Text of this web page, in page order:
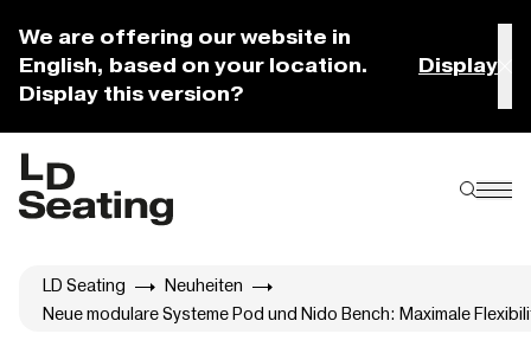
We are offering our website in
English, based on your location.
Display this version?
Display
LD Seating
Neuheiten
Neue modulare Systeme Pod und Nido Bench: Maximale